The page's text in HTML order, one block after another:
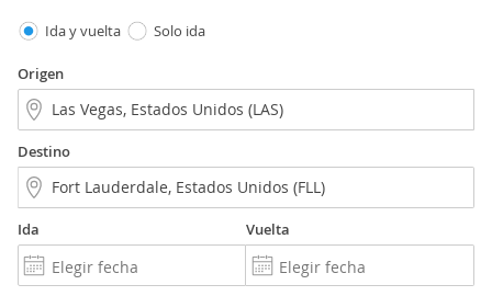
Ida y vuelta Solo ida
Origen
Destino
Ida Vuelta